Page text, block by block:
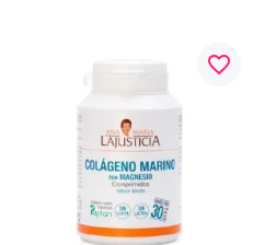
favorite_border